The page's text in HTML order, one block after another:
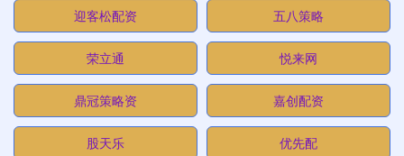
迎客松配资 五八策略
荣立通 悦来网
鼎冠策略资 嘉创配资
股天乐 优先配